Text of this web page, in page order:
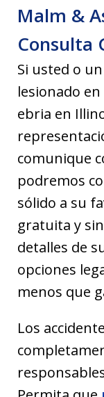
Malm &
Consulta
Si usted o
lesionado
ebria en
comunique
podremos
sólido a su
gratuita y
detalles de
opciones
menos que
Los